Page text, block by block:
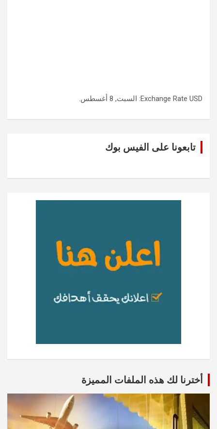
Exchange Rate USD : السبت, 8 أغسطس.
تابعونا على الفيس بوك
أخترنا لك هذه الملفات المميزة